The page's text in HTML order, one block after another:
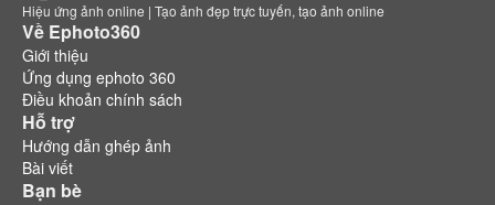
Hiệu ứng ảnh online | Tạo ảnh đẹp trực tuyến, tạo ảnh online
Về Ephoto360
Giới thiệu
Ứng dụng ephoto 360
Điều khoản chính sách
Hỗ trợ
Hướng dẫn ghép ảnh
Bài viết
Bạn bè